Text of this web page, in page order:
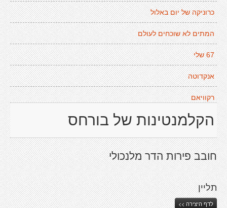
כרוניקה של יום באלול
המתים לא שוכחים לעולם
67 שלי
אנקדוטה
רקוויאם
הקלמנטינות של בורחס
חובב פירות הדר מלנכולי
תליין
לדף היצירה >>